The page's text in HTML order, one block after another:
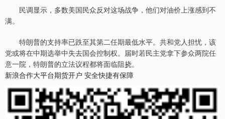
民调显示，多数美国民众反对这场战争，他们对油价上涨感到不
满。
特朗普的支持率已跌至其第二任期最低水平。共和党人担忧，该
党或将在中期选举中失去国会控制权。届时若民主党拿下参众两院任
意一院，特朗普的立法议程都将面临阻挠。
新浪合作大平台期货开户 安全快捷有保障